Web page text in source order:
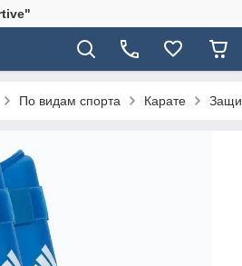
По видам спорта Карате